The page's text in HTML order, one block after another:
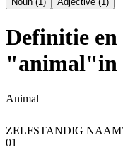
Definitie en
"animal"in
Animal
ZELFSTANDIG
01